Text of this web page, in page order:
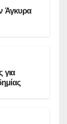
Άγκυρα
για